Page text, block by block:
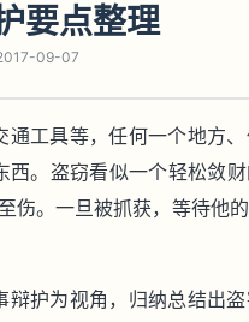
要点整理
09-07
工具等，任何一个地方
。盗窃看似一个轻松敛
伤。一旦被抓获，等待他
护为视角，归纳总结出盗